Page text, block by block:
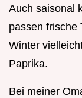
Auch saisonal
passen frische
Winter
Paprika.
Bei meiner